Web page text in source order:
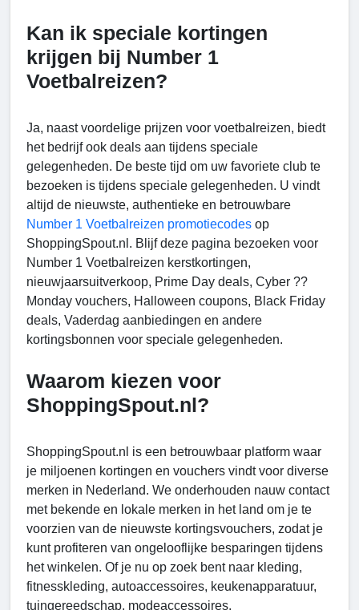
Kan ik speciale kortingen
krijgen bij Number 1
Voetbalreizen?
Ja, naast voordelige prijzen voor voetbalreizen, biedt
het bedrijf ook deals aan tijdens speciale
gelegenheden. De beste tijd om uw favoriete club te
bezoeken is tijdens speciale gelegenheden. U vindt
altijd de nieuwste, authentieke en betrouwbare
Number 1 Voetbalreizen promotiecodes op
ShoppingSpout.nl. Blijf deze pagina bezoeken voor
Number 1 Voetbalreizen kerstkortingen,
nieuwjaarsuitverkoop, Prime Day deals, Cyber ??
Monday vouchers, Halloween coupons, Black Friday
deals, Vaderdag aanbiedingen en andere
kortingsbonnen voor speciale gelegenheden.
Waarom kiezen voor
ShoppingSpout.nl?
ShoppingSpout.nl is een betrouwbaar platform waar
je miljoenen kortingen en vouchers vindt voor diverse
merken in Nederland. We onderhouden nauw contact
met bekende en lokale merken in het land om je te
voorzien van de nieuwste kortingsvouchers, zodat je
kunt profiteren van ongelooflijke besparingen tijdens
het winkelen. Of je nu op zoek bent naar kleding,
fitnesskleding, autoaccessoires, keukenapparatuur,
tuingereedschap, modeaccessoires,